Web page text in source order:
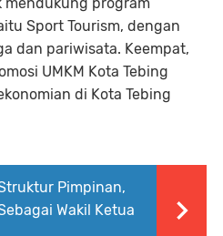
Sport Tourism, dengan
dan pariwisata. Keempat,
UMKM Kota Tebing
di Kota Tebing
Pimpinan,
Wakil Ketua